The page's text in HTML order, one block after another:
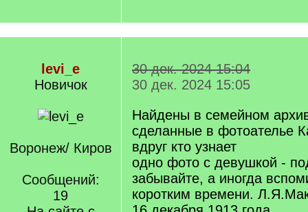
levi_e
Новичок
Воронеж/ Киров
Сообщений:
19
30 дек. 2024 15:04
30 дек. 2024 15:05
Найдены в семейном
сделанные в фотоателье
вдруг кто узнает
одно фото с девушкой -
забывайте, а иногда
коротким времени.